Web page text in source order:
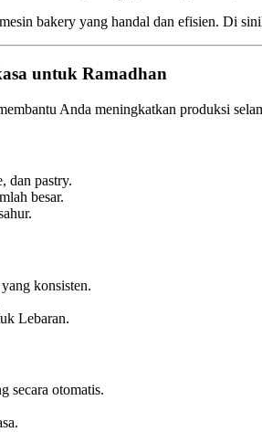
bakery yang handal dan efisien. Di
untuk Ramadhan
Anda meningkatkan produksi
dan pastry.
besar.
konsisten.
Lebaran.
secara otomatis.